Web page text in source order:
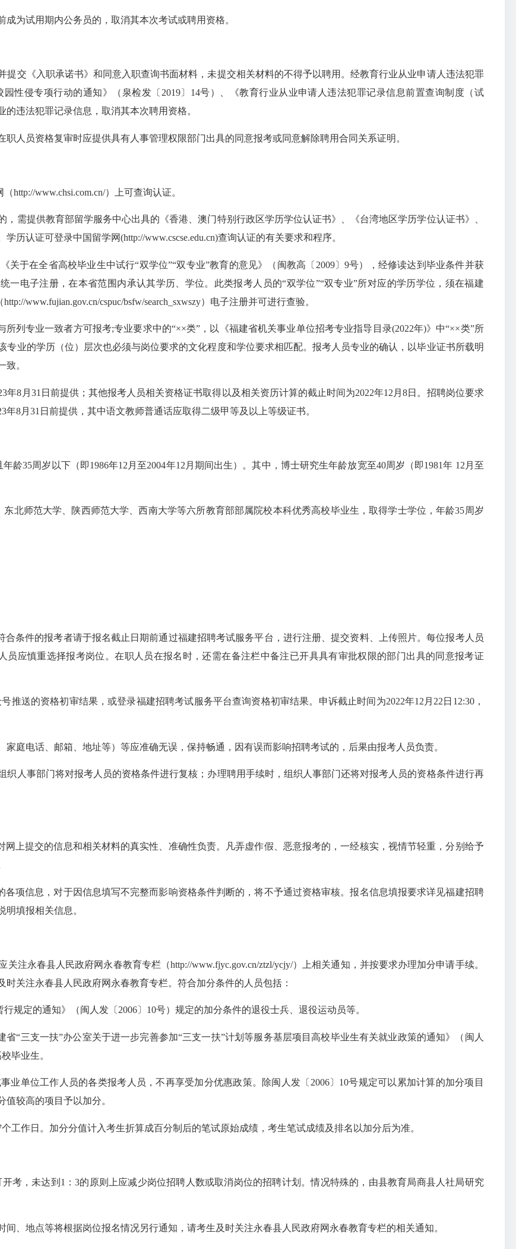
为试用期内公务员的，取消其本次考试或聘用资格。
提交《入职承诺书》和同意入职查询书面材料，未提交相关材料的不得予以聘用。经教育行业从业申请人违法犯罪
性侵专项行动的通知》（泉检发〔 2019〕14号）、《教育行业从业申请人违法犯罪记录信息前置查询制度（试
违法犯罪记录信息，取消其本次聘用资格。
人员资格复审时应提供具有人事管理权限部门出具的同意报考或同意解除聘用合同关系证明。
http://www.chsi.com.cn/）上可查询认证。
需提供教育部留学服务中心出具的《香港、澳门特别行政区学历学位认证书》、《台湾地区学历学位认证书》、
学历认证可登录中国留学网(http://www.cscse.edu.cn)查询认证的有关要求和程序。
关于在全省高校毕业生中试行“双学位”“双专业”教育的意见》（闽教高〔2009〕9号），经修读达到毕业条件并获
一电子注册，在本省范围内承认其学历、学位。此类报考人员的“双学位”“双专业”所对应的学历学位，须在福建
www.fujian.gov.cn/cspuc/bsfw/search_sxwszy）电子注册并可进行查验。
所列专业一致者方可报考;专业要求中的“××类”，以《福建省机关事业单位招考专业指导目录(2022年)》中“××类”所
专业的学历（位）层次也必须与岗位要求的文化程度和学位要求相匹配。报考人员专业的确认，以毕业证书所载明
致。
年8月31日前提供；其他报考人员相关资格证书取得以及相关资历计算的截止时间为2022年12月8日。招聘岗位要求
8月31日前提供，其中语文教师普通话应取得二级甲等及以上等级证书。
年龄35周岁以下（即1986年12月至2004年12月期间出生）。其中，博士研究生年龄放宽至40周岁（即1981年 12月至
北师范大学、陕西师范大学、西南大学等六所教育部部属院校本科优秀高校毕业生，取得学士学位，年龄35周岁
条件的报考者请于报名截止日期前通过福建招聘考试服务平台，进行注册、提交资料、上传照片。每位报考人员
员应慎重选择报考岗位。在职人员在报名时，还需在备注栏中备注已开具具有审批权限的部门出具的同意报考证
推送的资格初审结果，或登录福建招聘考试服务平台查询资格初审结果。申诉截止时间为2022年12月22日12:30，
庭电话、邮箱、地址等）等应准确无误，保持畅通，因有误而影响招聘考试的，后果由报考人员负责。
织人事部门将对报考人员的资格条件进行复核；办理聘用手续时，组织人事部门还将对报考人员的资格条件进行再
上提交的信息和相关材料的真实性、准确性负责。凡弄虚作假、恶意报考的，一经核实，视情节轻重，分别给予
项信息，对于因信息填写不完整而影响资格条件判断的，将不予通过资格审核。报名信息填报要求详见福建招聘
填报相关信息。
关注永春县人民政府网永春教育专栏（http://www.fjyc.gov.cn/ztzl/ycjy/）上相关通知，并按要求办理加分申请手续。
关注永春县人民政府网永春教育专栏。符合加分条件的人员包括：
规定的通知》（闽人发〔2006〕10号）规定的加分条件的退役士兵、退役运动员等。
“三支一扶”办公室关于进一步完善参加“三支一扶”计划等服务基层项目高校毕业生有关就业政策的通知》（闽人
毕业生。
业单位工作人员的各类报考人员，不再享受加分优惠政策。除闽人发〔 2006〕10号规定可以累加计算的加分项目
较高的项目予以加分。
个工作日。加分分值计入考生折算成百分制后的笔试原始成绩，考生笔试成绩及排名以加分后为准。
开考，未达到1：3的原则上应减少岗位招聘人数或取消岗位的招聘计划。情况特殊的，由县教育局商县人社局研究
间、地点等将根据岗位报名情况另行通知，请考生及时关注永春县人民政府网永春教育专栏的相关通知。